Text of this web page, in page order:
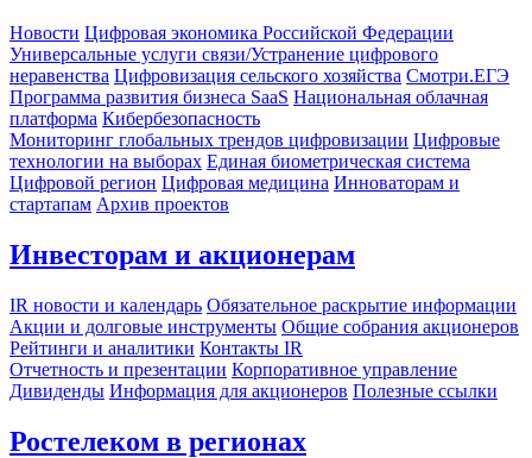
Новости Цифровая экономика Российской Федерации
Универсальные услуги связи/Устранение цифрового
неравенства Цифровизация сельского хозяйства Смотри.ЕГЭ
Программа развития бизнеса SaaS Национальная облачная
платформа Кибербезопасность
Мониторинг глобальных трендов цифровизации Цифровые
технологии на выборах Единая биометрическая система
Цифровой регион Цифровая медицина Инноваторам и
стартапам Архив проектов
Инвесторам и акционерам
IR новости и календарь Обязательное раскрытие информации
Акции и долговые инструменты Общие собрания акционеров
Рейтинги и аналитики Контакты IR
Отчетность и презентации Корпоративное управление
Дивиденды Информация для акционеров Полезные ссылки
Ростелеком в регионах